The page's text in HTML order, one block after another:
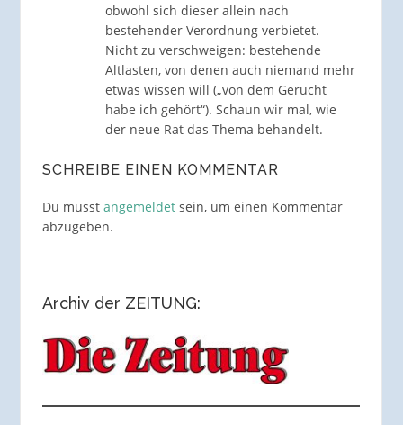
obwohl sich dieser allein nach
bestehender Verordnung verbietet.
Nicht zu verschweigen: bestehende
Altlasten, von denen auch niemand mehr
etwas wissen will („von dem Gerücht
habe ich gehört“). Schaun wir mal, wie
der neue Rat das Thema behandelt.
SCHREIBE EINEN KOMMENTAR
Du musst angemeldetsein, um einen Kommentar
abzugeben.
Archiv der ZEITUNG: